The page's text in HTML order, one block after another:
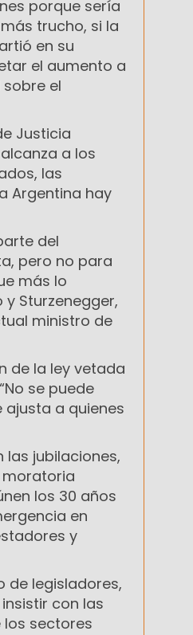
porque sería
trucho, si la
en su
el aumento a
el
Justicia
a los
las
Argentina hay
del
pero no para
más lo
Sturzenegger,
ministro de
de la ley vetada
se puede
a quienes
las jubilaciones,
moratoria
los 30 años
en
y
de legisladores,
con las
los sectores